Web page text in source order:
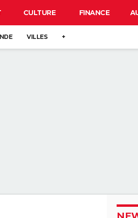
CULTURE FINANCE
VILLES +